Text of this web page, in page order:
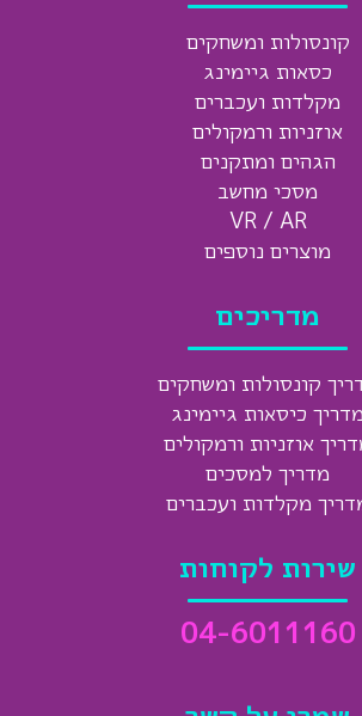
קונסולות ומשחקים
כסאות גיימינג
מקלדות ועכברים
אוזניות ורמקולים
הגהים ומתקנים
מסכי מחשב
VR / AR
מוצרים נוספים
מדריכים
קונסולות ומשחקים
מדריך כיסאות גיימינג
אוזניות ורמקולים
מדריך למסכים
מקלדות ועכברים
שירות לקוחות
04-6011160